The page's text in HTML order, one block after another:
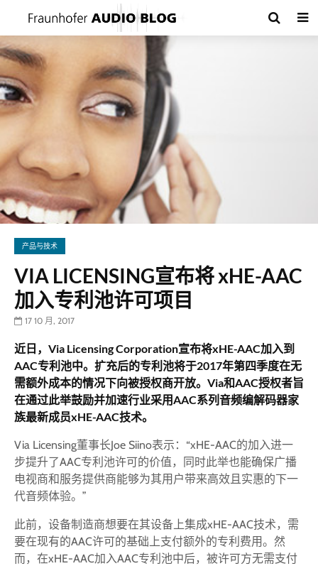
产品与技术
VIA LICENSING宣布将 xHE-AAC
加入专利池许可项目
17 10 月, 2017
近日，Via Licensing Corporation宣布将xHE-AAC加入到
AAC专利池中。扩充后的专利池将于2017年第四季度在无
需额外成本的情况下向被授权商开放。Via和AAC授权者旨
在通过此举鼓励并加速行业采用AAC系列音频编解码器家
族最新成员xHE-AAC技术。
Via Licensing董事长Joe Siino表示：“xHE-AAC的加入进一
步提升了AAC专利池许可的价值，同时此举也能确保广播
电视商和服务提供商能够为其用户带来高效且实惠的下一
代音频体验。”
此前，设备制造商想要在其设备上集成xHE-AAC技术，需
要在现有的AAC许可的基础上支付额外的专利费用。然
而，在xHE-AAC加入AAC专利池中后，被许可方无需支付